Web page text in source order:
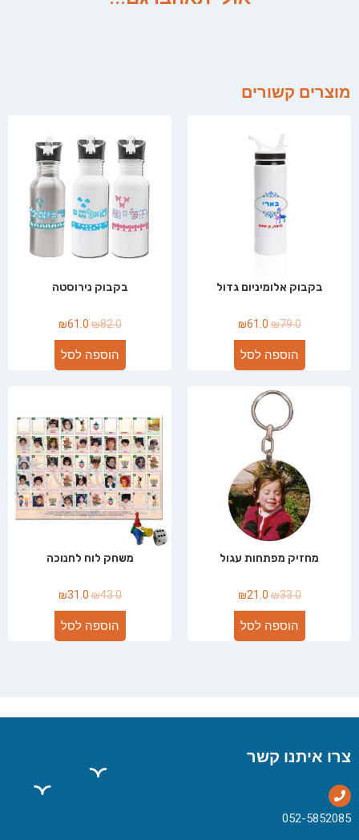
מוצרים קשורים
בקבוק אלומיניום גדול
₪79.0
₪61.0
הוספה לסל
בקבוק נירוסטה
₪82.0
₪61.0
הוספה לסל
מחזיק מפתחות עגול
₪33.0
₪21.0
הוספה לסל
משחק לוח לחנוכה
₪43.0
₪31.0
הוספה לסל
צרו איתנו קשר